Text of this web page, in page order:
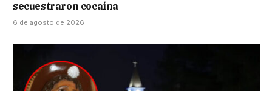
secuestraron cocaína
6 de agosto de 2026